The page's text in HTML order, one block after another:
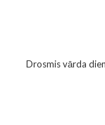
Drosmis vārda